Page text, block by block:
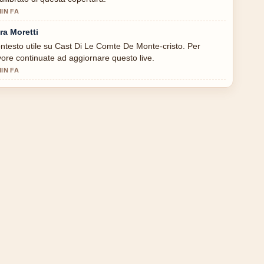
FA
Moretti
utile su Cast Di Le Comte De Monte-cristo. Per
continuate ad aggiornare questo live.
FA